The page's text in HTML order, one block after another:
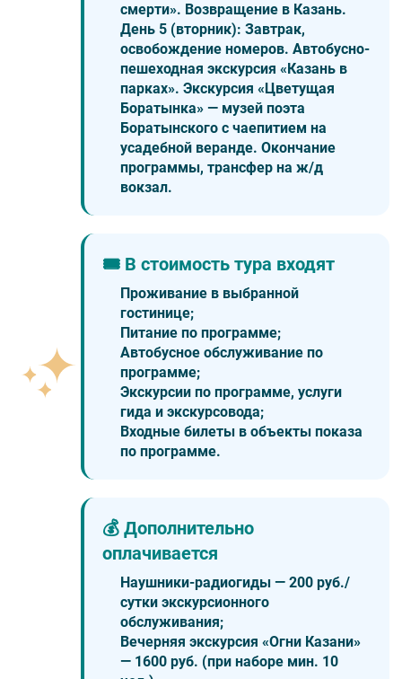
смерти». Возвращение в Казань.
День 5 (вторник): Завтрак,
освобождение номеров. Автобусно-
пешеходная экскурсия «Казань в
парках». Экскурсия «Цветущая
Боратынка» — музей поэта
Боратынского с чаепитием на
усадебной веранде. Окончание
программы, трансфер на ж/д
вокзал.
🎟️ В стоимость тура входят
Проживание в выбранной
гостинице;
Питание по программе;
Автобусное обслуживание по
программе;
Экскурсии по программе, услуги
гида и экскурсовода;
Входные билеты в объекты показа
по программе.
💰 Дополнительно
оплачивается
Наушники-радиогиды — 200 руб./
сутки экскурсионного
обслуживания;
Вечерняя экскурсия «Огни Казани»
— 1600 руб. (при наборе мин. 10